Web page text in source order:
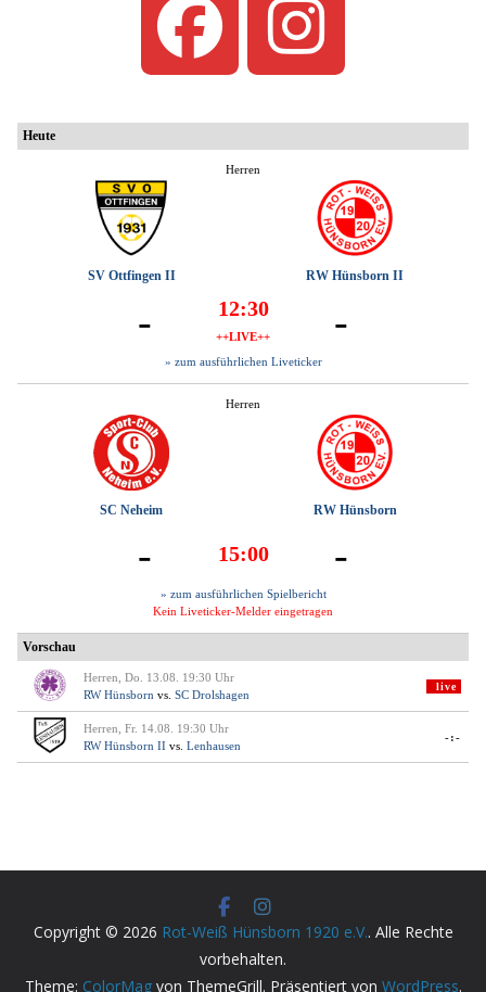
Copyright © 2026 Rot-Weiß Hünsborn 1920 e.V.. Alle Rechte
vorbehalten.
Theme: ColorMagvon ThemeGrill. Präsentiert von WordPress.